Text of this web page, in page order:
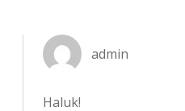
admin
Haluk!